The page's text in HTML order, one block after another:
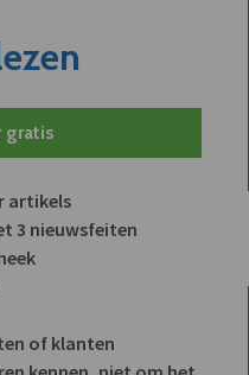
gratis
artikels
3 nieuwsfeiten
of klanten